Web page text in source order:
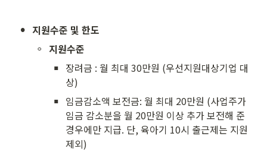
• 지원수준 및 한도
◦ 지원수준
▪ 장려금 : 월 최대 30만원 (우선지원대상기업 대
상)
▪ 임금감소액 보전금: 월 최대 20만원 (사업주가
임금 감소분을 월 20만원 이상 추가 보전해 준
경우에만 지급. 단, 육아기 10시 출근제는 지원
제외)